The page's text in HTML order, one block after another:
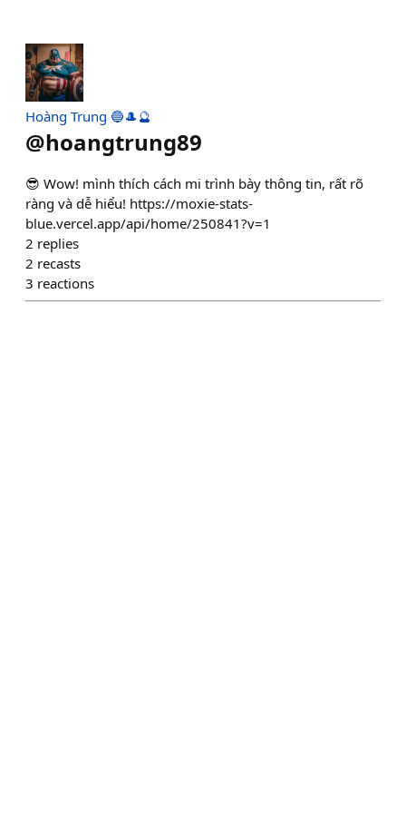
Hoàng Trung 🔵🎩🔮
@hoangtrung89
😎 Wow! mình thích cách mi trình bày thông tin, rất rõ
ràng và dễ hiểu! https://moxie-stats-
blue.vercel.app/api/home/250841?v=1
2 replies
2 recasts
3 reactions